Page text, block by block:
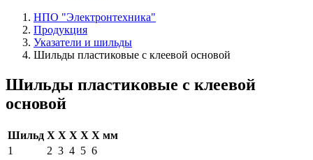
НПО "Электронтехника"
Продукция
Указатели и шильды
Шильды пластиковые с клеевой основой
Шильды пластиковые с клеевой
основой
Шильд Х Х Х Х Х мм
1
2 3 4 5 6